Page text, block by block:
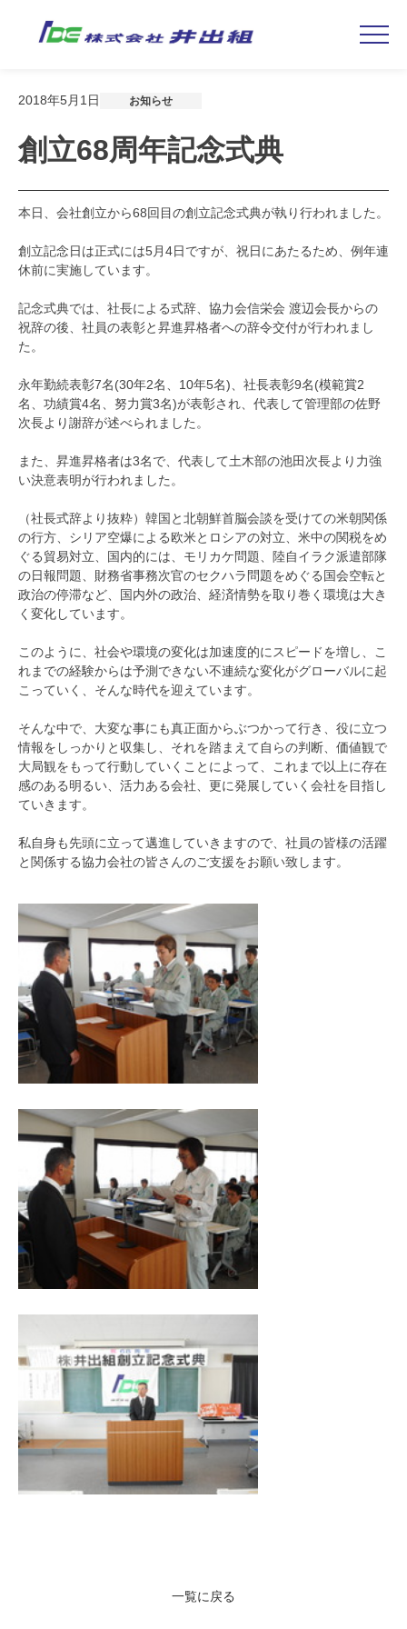
Skip
content
2018年5月1日 お知らせ
創立68周年記念式典
本日、会社創立から68回目の創立記念式典が執り行われました。
創立記念日は正式には5月4日ですが、祝日にあたるため、例年連
休前に実施しています。
記念式典では、社長による式辞、協力会信栄会 渡辺会長からの
祝辞の後、社員の表彰と昇進昇格者への辞令交付が行われまし
た。
永年勤続表彰7名(30年2名、10年5名)、社長表彰9名(模範賞2
名、功績賞4名、努力賞3名)が表彰され、代表して管理部の佐野
次長より謝辞が述べられました。
また、昇進昇格者は3名で、代表して土木部の池田次長より力強
い決意表明が行われました。
（社長式辞より抜粋）韓国と北朝鮮首脳会談を受けての米朝関係
の行方、シリア空爆による欧米とロシアの対立、米中の関税をめ
ぐる貿易対立、国内的には、モリカケ問題、陸自イラク派遣部隊
の日報問題、財務省事務次官のセクハラ問題をめぐる国会空転と
政治の停滞など、国内外の政治、経済情勢を取り巻く環境は大き
く変化しています。
このように、社会や環境の変化は加速度的にスピードを増し、こ
れまでの経験からは予測できない不連続な変化がグローバルに起
こっていく、そんな時代を迎えています。
そんな中で、大変な事にも真正面からぶつかって行き、役に立つ
情報をしっかりと収集し、それを踏まえて自らの判断、価値観で
大局観をもって行動していくことによって、これまで以上に存在
感のある明るい、活力ある会社、更に発展していく会社を目指し
ていきます。
私自身も先頭に立って邁進していきますので、社員の皆様の活躍
と関係する協力会社の皆さんのご支援をお願い致します。
一覧に戻る